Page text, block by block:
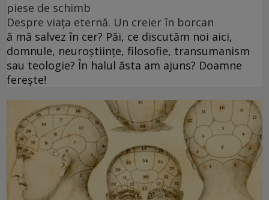
piese de schimb
Despre viața eternă. Un creier în borcan
ă mă salvez în cer? Păi, ce discutăm noi aici,
domnule, neuroștiințe, filosofie, transumanism
sau teologie? În halul ăsta am ajuns? Doamne
ferește!